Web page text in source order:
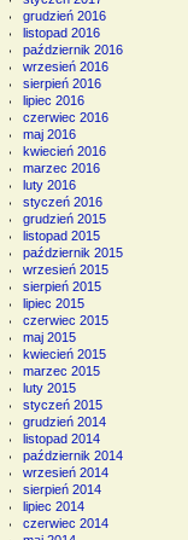
grudzień 2016
listopad 2016
październik 2016
wrzesień 2016
sierpień 2016
lipiec 2016
czerwiec 2016
maj 2016
kwiecień 2016
marzec 2016
luty 2016
styczeń 2016
grudzień 2015
listopad 2015
październik 2015
wrzesień 2015
sierpień 2015
lipiec 2015
czerwiec 2015
maj 2015
kwiecień 2015
marzec 2015
luty 2015
styczeń 2015
grudzień 2014
listopad 2014
październik 2014
wrzesień 2014
sierpień 2014
lipiec 2014
czerwiec 2014